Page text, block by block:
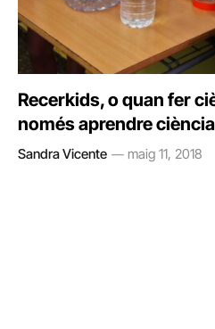
Recerkids, o quan fer
només aprendre ciència
Sandra Vicente maig 11, 2018